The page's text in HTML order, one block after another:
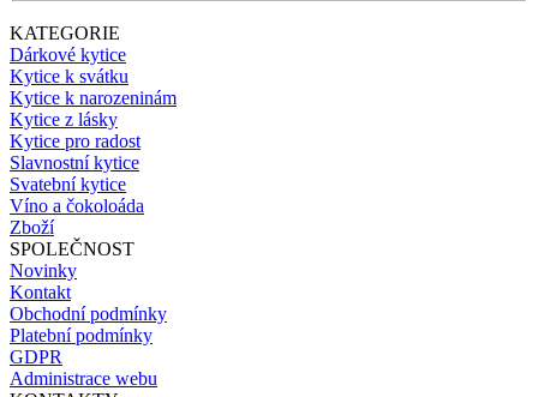
KATEGORIE
Dárkové kytice
Kytice k svátku
Kytice k narozeninám
Kytice z lásky
Kytice pro radost
Slavnostní kytice
Svatební kytice
Víno a čokoloáda
Zboží
SPOLEČNOST
Novinky
Kontakt
Obchodní podmínky
Platební podmínky
GDPR
Administrace webu